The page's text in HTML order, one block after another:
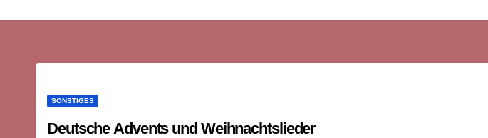
SONSTIGES
Deutsche Advents und Weihnachtslieder